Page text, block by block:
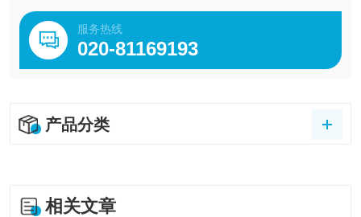
服务热线
020-81169193
产品分类
相关文章